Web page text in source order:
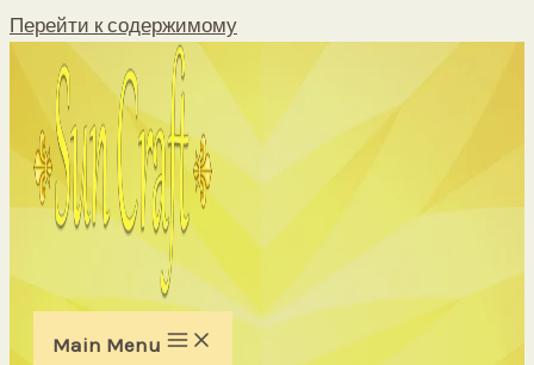
Перейти к содержимому
Main Menu